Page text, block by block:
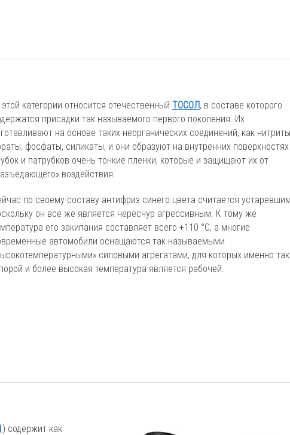
категории относится отечественныйТОСОЛ, в составе которого
присадки так называемого первого поколения. Их
на основе таких неорганических соединений, как
фосфаты, силикаты, и они образуют на внутренних поверхностях
и патрубков очень тонкие пленки, которые и защищают их от
воздействия.
по своему составу антифриз синего цвета считается
он все же является чересчур агрессивным. К тому же
его закипания составляет всего +110 °С, а многие
автомобили оснащаются так называемыми
силовыми агрегатами, для которых именно
и более высокая температура является рабочей.
) содержит как